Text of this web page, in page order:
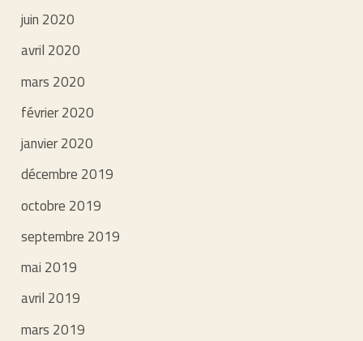
juin 2020
avril 2020
mars 2020
février 2020
janvier 2020
décembre 2019
octobre 2019
septembre 2019
mai 2019
avril 2019
mars 2019